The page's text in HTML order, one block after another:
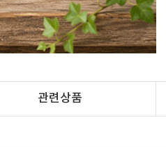
관련상품